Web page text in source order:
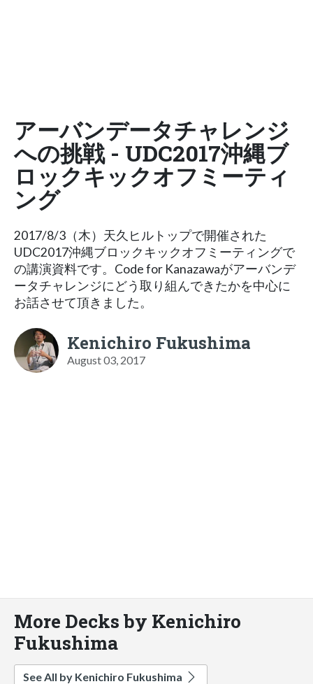
アーバンデータチャレンジ
への挑戦 - UDC2017沖縄ブ
ロックキックオフミーティ
ング
2017/8/3（木）天久ヒルトップで開催された
UDC2017沖縄ブロックキックオフミーティングで
の講演資料です。Code for Kanazawaがアーバンデ
ータチャレンジにどう取り組んできたかを中心に
お話させて頂きました。
Kenichiro Fukushima
August 03, 2017
More Decks by Kenichiro
Fukushima
See All by Kenichiro Fukushima